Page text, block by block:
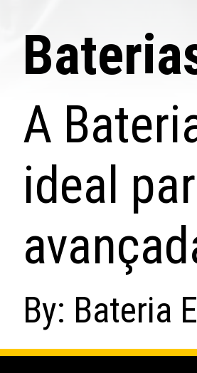
A
ideal
By: Bateria